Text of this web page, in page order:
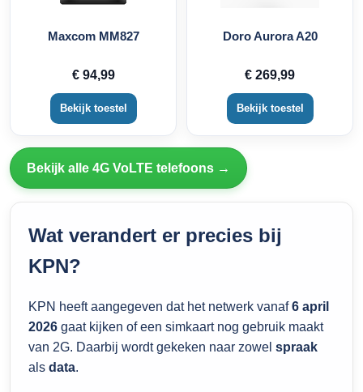
Maxcom MM827
€ 94,99
Bekijk toestel
Doro Aurora A20
€ 269,99
Bekijk toestel
Bekijk alle 4G VoLTE telefoons →
Wat verandert er precies bij
KPN?
KPN heeft aangegeven dat het netwerk vanaf6 april
2026 gaat kijken of een simkaart nog gebruik maakt
van 2G. Daarbij wordt gekeken naar zowel spraak
als data.